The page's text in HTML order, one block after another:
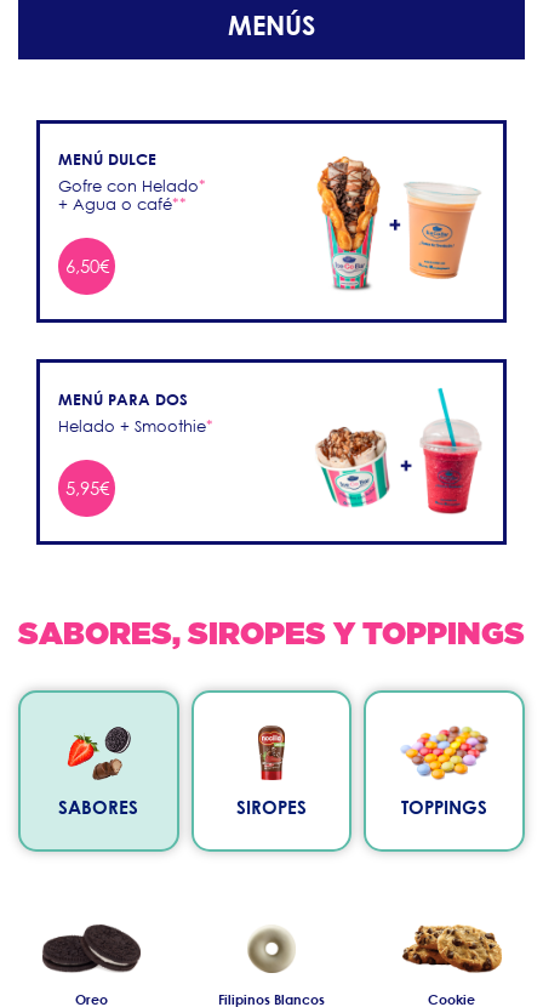
MENÚS
MENÚ DULCE
Gofre con Helado*
+ Agua o café**
6,50€
MENÚ PARA DOS
Helado + Smoothie*
5,95€
SABORES, SIROPES Y TOPPINGS
SABORES SIROPES TOPPINGS
Oreo Filipinos Blancos Cookie